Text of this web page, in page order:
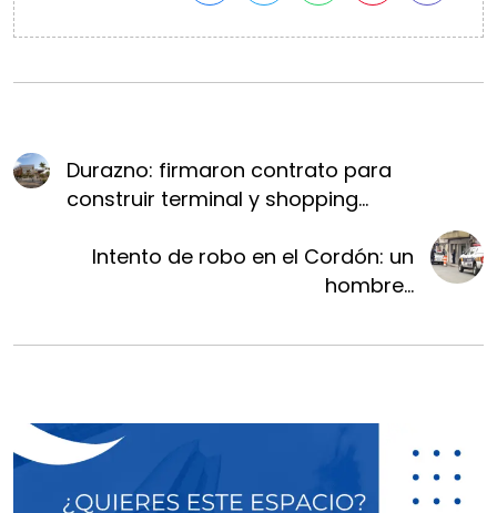
Durazno: firmaron contrato para
construir terminal y shopping...
Intento de robo en el Cordón: un
hombre...